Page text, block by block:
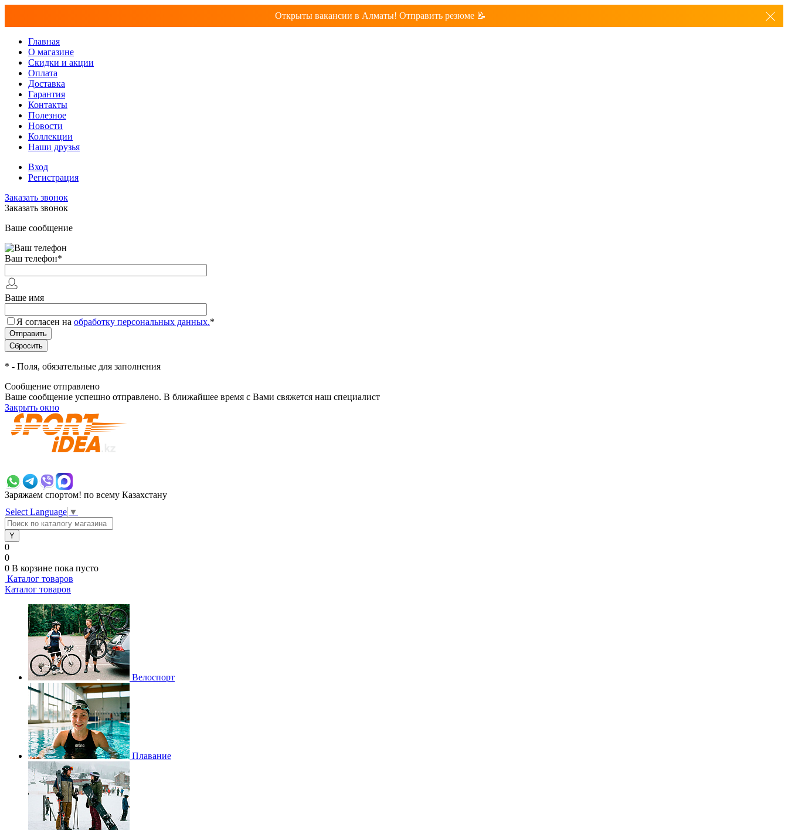
Открыты вакансии в Алматы! Отправить резюме 📝
Главная
О магазине
Скидки и акции
Оплата
Доставка
Гарантия
Контакты
Полезное
Новости
Коллекции
Наши друзья
Вход
Регистрация
Заказать звонок
Заказать звонок
Ваше сообщение
Ваш телефон*
Ваше имя
Я согласен на обработку персональных данных.*
* - Поля, обязательные для заполнения
Сообщение отправлено
Ваше сообщение успешно отправлено. В ближайшее время с Вами свяжется наш специалист
Закрыть окно
Заряжаем спортом! по всему Казахстану
Select Language ▼
0
0
0 В корзине пока пусто
Каталог товаров
Каталог товаров
Велоспорт
Плавание